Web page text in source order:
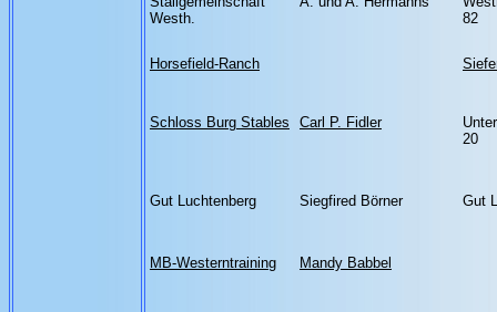
Westh.
82
Horsefield-Ranch
Schloss Burg Stables Carl P. Fidler
20
Gut Luchtenberg Siegfired Börner Gut
MB-Westerntraining Mandy Babbel